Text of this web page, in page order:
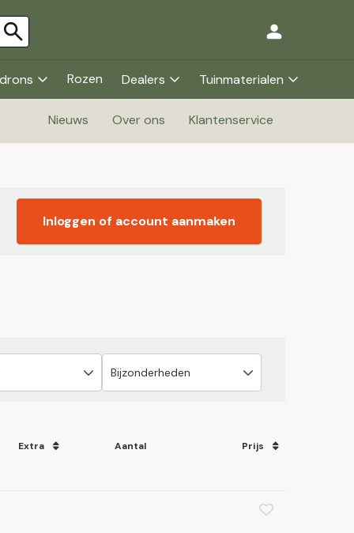
Rozen Dealers Tuinmaterialen
Nieuws Over ons Klantenservice
Inloggen of account aanmaken
Extra Aantal Prijs